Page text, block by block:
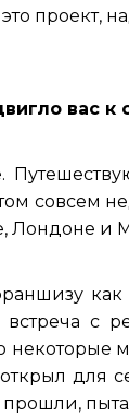
проект,
вас к
совсем
Лондоне и
как
с
для